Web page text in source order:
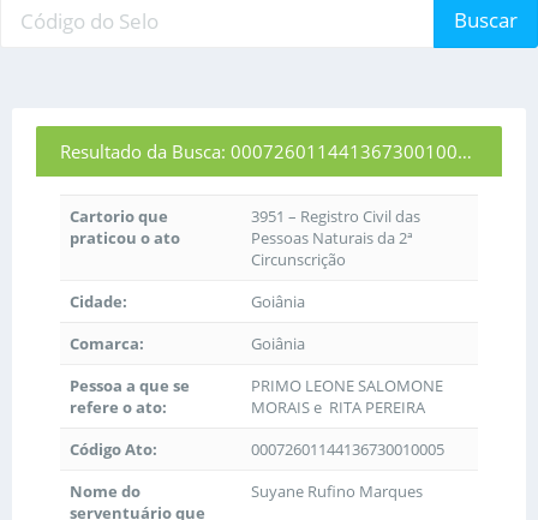
Buscar
Resultado da Busca: 00072601144136730010005
Cartorio que
praticou o ato
3951 – Registro Civil das
Pessoas Naturais da 2ª
Circunscrição
Cidade:
Goiânia
Comarca:
Goiânia
Pessoa a que se
refere o ato:
PRIMO LEONE SALOMONE
MORAIS e RITA PEREIRA
Código Ato:
00072601144136730010005
Nome do
serventuário que
Suyane Rufino Marques